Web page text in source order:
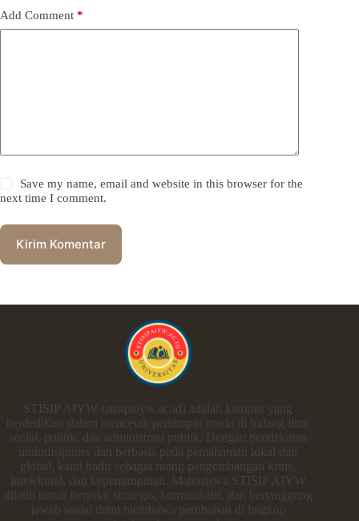
Add Comment *
Save my name, email and website in this browser for the
next time I comment.
Kirim Komentar
STISIP AIYW (stisipaiyw.ac.id) adalah kampus yang
berdedikasi dalam mencetak pemimpin muda di bidang ilmu
sosial, politik, dan administrasi publik. Dengan pendekatan
multidisipliner dan berbasis pada pemahaman lokal dan
global, kami hadir sebagai ruang pengembangan kritis,
intelektual, dan kepemimpinan. Mahasiswa STISIP AIYW
dilatih untuk berpikir strategis, komunikatif, dan bertanggung
jawab sosial demi membawa perubahan di lingkup